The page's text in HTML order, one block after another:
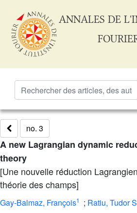
ANNALES DE
no. 3
A new Lagrangian dynamic
theory
[Une nouvelle réduction
théorie des champs]
Gay-Balmaz, François1 ; Ratiu, Tudor